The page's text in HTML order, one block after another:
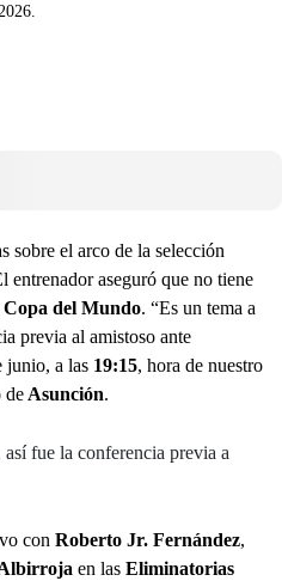
sobre el arco de la selección
entrenador aseguró que no tiene
Copa del Mundo. “Es un tema a
previa al amistoso ante
junio, a las 19:15, hora de nuestro
de Asunción.
fue la conferencia previa a
con Roberto Jr. Fernández,
en las Eliminatorias